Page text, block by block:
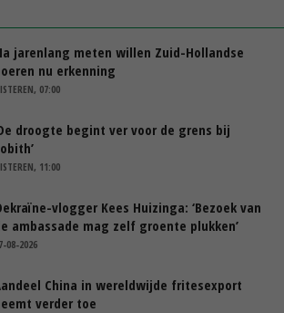
jarenlang meten willen Zuid-Hollandse
nu erkenning
07:00
droogte begint ver voor de grens bij
11:00
vlogger Kees Huizinga: ‘Bezoek van
ambassade mag zelf groente plukken’
08-2026
China in wereldwijde fritesexport
verder toe